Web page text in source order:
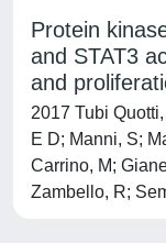
Protein
and STAT3
and
2017 Tubi
E D; Manni, S;
Carrino, M;
Zambello, R;